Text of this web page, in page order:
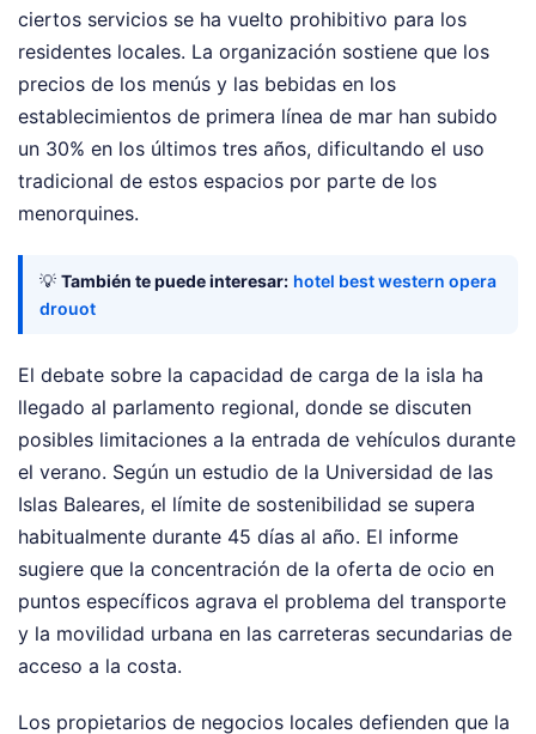
ciertos servicios se ha vuelto prohibitivo para los
residentes locales. La organización sostiene que los
precios de los menús y las bebidas en los
establecimientos de primera línea de mar han subido
un 30% en los últimos tres años, dificultando el uso
tradicional de estos espacios por parte de los
menorquines.
💡 También te puede interesar: hotel best western opera
drouot
El debate sobre la capacidad de carga de la isla ha
llegado al parlamento regional, donde se discuten
posibles limitaciones a la entrada de vehículos durante
el verano. Según un estudio de la Universidad de las
Islas Baleares, el límite de sostenibilidad se supera
habitualmente durante 45 días al año. El informe
sugiere que la concentración de la oferta de ocio en
puntos específicos agrava el problema del transporte
y la movilidad urbana en las carreteras secundarias de
acceso a la costa.
Los propietarios de negocios locales defienden que la